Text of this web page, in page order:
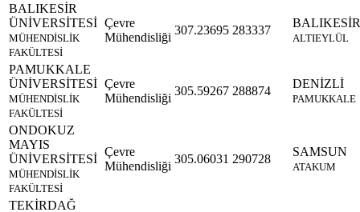
BALIKESİR
ÜNİVERSİTESİ
MÜHENDİSLİK
FAKÜLTESİ
Çevre
Mühendisliği
307.23695 283337
BALIKESİR
ALTIEYLÜL
PAMUKKALE
ÜNİVERSİTESİ
MÜHENDİSLİK
FAKÜLTESİ
Çevre
Mühendisliği
305.59267 288874
DENİZLİ
PAMUKKALE
ONDOKUZ
MAYIS
ÜNİVERSİTESİ
MÜHENDİSLİK
FAKÜLTESİ
Çevre
Mühendisliği
305.06031 290728
SAMSUN
ATAKUM
TEKİRDAĞ